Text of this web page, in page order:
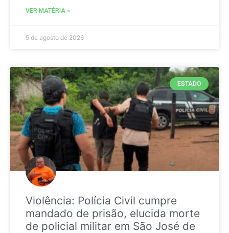
VER MATÉRIA »
5 de agosto de 2026
ESTADO
Violência: Polícia Civil cumpre
mandado de prisão, elucida morte
de policial militar em São José de